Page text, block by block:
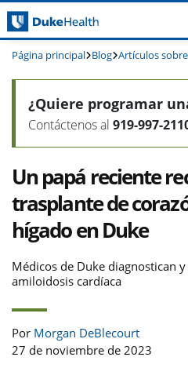
Saltar navegación
Página principal Blog Artículos
Un papá reciente
trasplante de
hígado en Duke
Médicos de Duke diagnostican
amiloidosis cardíaca
Por Morgan DeBlecourt
27 de noviembre de 2023
¿Quiere programar
Contáctenos al 919-997-